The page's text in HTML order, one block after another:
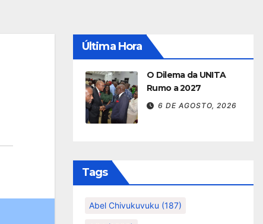
Última Hora
O Dilema da UNITA
Rumo a 2027
6 DE AGOSTO, 2026
Tags
Abel Chivukuvuku (187)